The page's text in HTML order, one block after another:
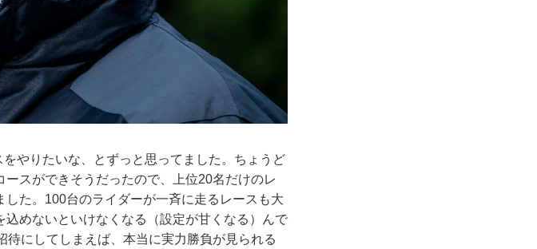
やりたいな、とずっと思ってました。ちょうど
スができそうだったので、上位20名だけのレ
た。100台のライダーが一斉に走るレースも大
めないといけなくなる（設定が甘くなる）んで
にしてしまえば、本当に実力勝負が見られる